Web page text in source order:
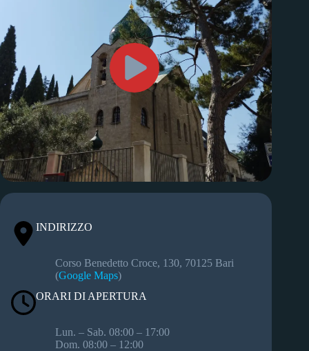
INDIRIZZO
Corso Benedetto Croce, 130, 70125 Bari
(Google Maps)
ORARI DI APERTURA
Lun. – Sab. 08:00 – 17:00
Dom. 08:00 – 12:00